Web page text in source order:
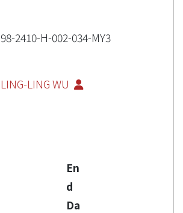
98-2410-H-002-034-MY3
LING-LING WU
En
d
Da